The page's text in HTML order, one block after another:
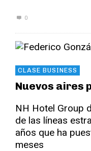
0
CLASE BUSINESS
Nuevos aires
NH Hotel Group
de las líneas
años que ha
meses